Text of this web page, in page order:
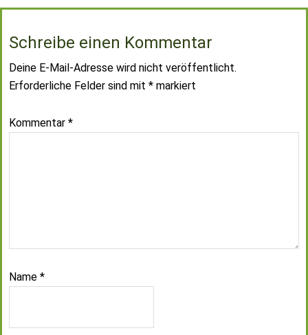
Schreibe einen Kommentar
Deine E-Mail-Adresse wird nicht veröffentlicht.
Erforderliche Felder sind mit * markiert
Kommentar *
Name *